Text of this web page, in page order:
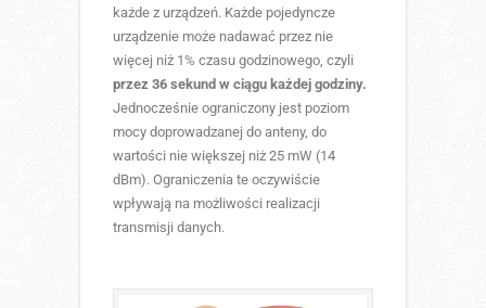
każde z urządzeń. Każde pojedyncze
urządzenie może nadawać przez nie
więcej niż 1% czasu godzinowego, czyli
przez 36 sekund w ciągu każdej godziny.
Jednocześnie ograniczony jest poziom
mocy doprowadzanej do anteny, do
wartości nie większej niż 25 mW (14
dBm). Ograniczenia te oczywiście
wpływają na możliwości realizacji
transmisji danych.